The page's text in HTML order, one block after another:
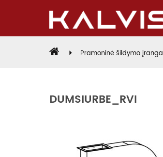
Pramoninė šildymo įranga
DUMSIURBE_RVI